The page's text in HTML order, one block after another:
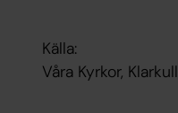
Källa:
Våra Kyrkor,